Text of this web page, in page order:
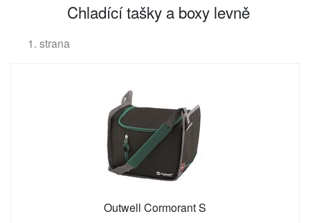
Chladící tašky a boxy levně
1. strana
Outwell Cormorant S